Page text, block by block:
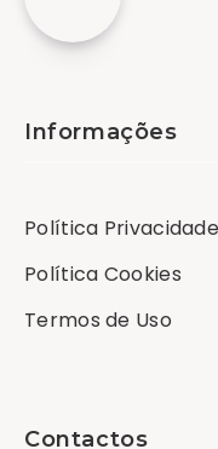
Informações
Política Privacidade
Política Cookies
Termos de Uso
Contactos